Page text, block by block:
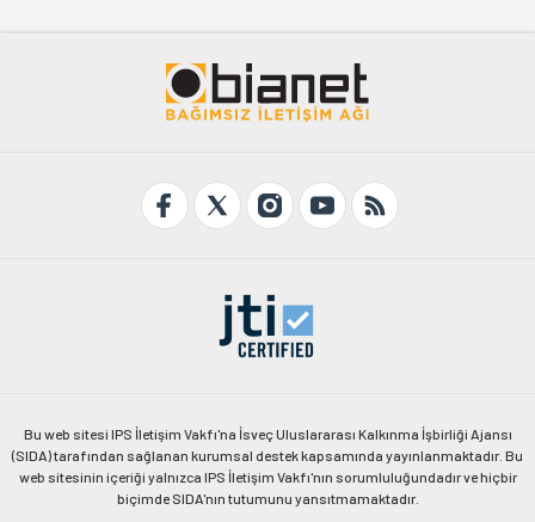
Bu web sitesi IPS İletişim Vakfı'na İsveç Uluslararası Kalkınma İşbirliği Ajansı
(SIDA) tarafından sağlanan kurumsal destek kapsamında yayınlanmaktadır. Bu
web sitesinin içeriği yalnızca IPS İletişim Vakfı'nın sorumluluğundadır ve hiçbir
biçimde SIDA'nın tutumunu yansıtmamaktadır.